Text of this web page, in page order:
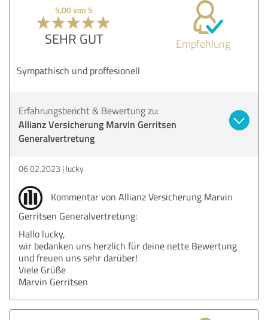
5,00 von 5
SEHR GUT Empfehlung
Sympathisch und proffesionell
Erfahrungsbericht & Bewertung zu:
Allianz Versicherung Marvin Gerritsen
Generalvertretung
06.02.2023 lucky
Kommentar von Allianz Versicherung Marvin
Gerritsen Generalvertretung:
Hallo lucky,
wir bedanken uns herzlich für deine nette Bewertung
und freuen uns sehr darüber!
Viele Grüße
Marvin Gerritsen